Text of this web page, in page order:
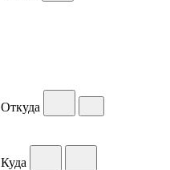
Откуда
Куда